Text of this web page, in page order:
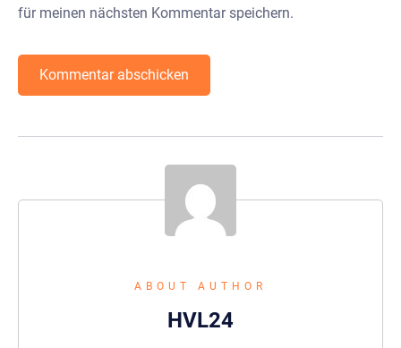
für meinen nächsten Kommentar speichern.
ABOUT AUTHOR
HVL24